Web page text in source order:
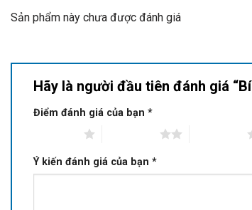
Sản phẩm này chưa được đánh giá
Hãy là người đầu tiên đánh giá
Điểm đánh giá của bạn *
Ý kiến đánh giá của bạn *